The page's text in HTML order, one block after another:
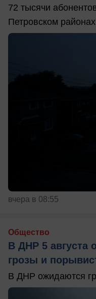
72 тысячи
Петровском
вчера в 08:55
Общество
В ДНР 5 августа
грозы и
В ДНР ожидаются